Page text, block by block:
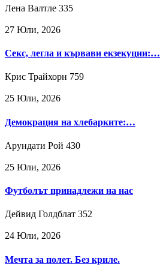
Лена Валтле 335
27 Юли, 2026
Секс, легла и кървави екзекуции:…
Крис Трайхорн 759
25 Юли, 2026
Демокрация на хлебарките:…
Арундати Рой 430
25 Юли, 2026
Футболът принадлежи на нас
Дейвид Голдблат 352
24 Юли, 2026
Мечта за полет. Без криле.